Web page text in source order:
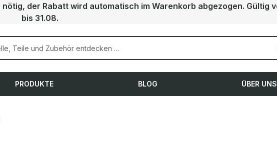
der Rabatt wird automatisch im Warenkorb abgezogen. Gültig
bis 31.08.
PRODUKTE BLOG ÜBER UNS